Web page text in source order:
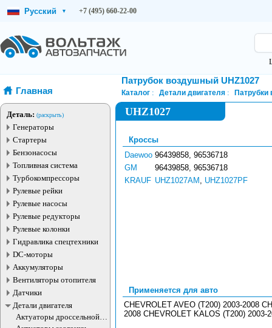
Русский ▾ +7 (495) 660-22-00
Главная
Деталь: (раскрыть)
Генераторы
Стартеры
Бензонасосы
Топливная система
Турбокомпрессоры
Рулевые рейки
Рулевые насосы
Рулевые редукторы
Рулевые колонки
Гидравлика спецтехники
DC-моторы
Аккумуляторы
Вентиляторы отопителя
Датчики
Детали двигателя
Актуаторы дроссельной
заслонки
Патрубок воздушный UHZ1027
Каталог Детали двигателя
UHZ1027
Кроссы
Daewoo 96439858, 96536718
GM
96439858, 96536718
KRAUF UHZ1027AM , UHZ1027PF
Применяется для авто
CHEVROLET AVEO (T200) 2003-2008
2008 CHEVROLET KALOS (T200) 2003-